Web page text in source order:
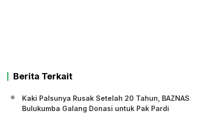
Berita Terkait
Kaki Palsunya Rusak Setelah 20 Tahun, BAZNAS
Bulukumba Galang Donasi untuk Pak Pardi